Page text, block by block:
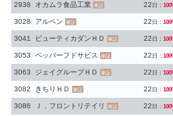
2938 オカムラ食品工業 東証 22 日：
3028 アルペン 東証 22 日：
3041 ビューティカダンＨＤ 東証 22 日：
3053 ペッパーフドサビス 東証 22 日：
3063 ジェイグループＨＤ 東証 22 日：
3082 きちりＨＤ 東証 22 日：
3086 Ｊ．フロントリテイリ 東証 22 日：